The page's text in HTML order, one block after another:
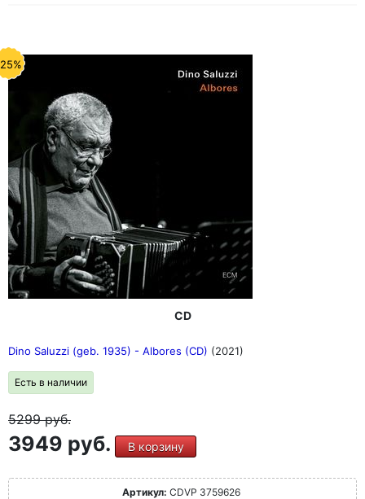
CD
Dino Saluzzi (geb. 1935) - Albores (CD) (2021)
Есть в наличии
5299руб.
3949 руб. В корзину
Артикул: CDVP 3759626